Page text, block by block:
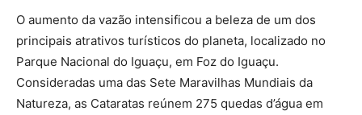
O aumento da vazão intensificou a beleza de um dos
principais atrativos turísticos do planeta, localizado no
Parque Nacional do Iguaçu, em Foz do Iguaçu.
Consideradas uma das Sete Maravilhas Mundiais da
Natureza, as Cataratas reúnem 275 quedas d’água em